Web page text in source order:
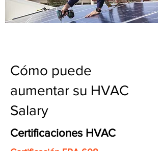
Cómo puede
aumentar su HVAC
Salary
Certificaciones HVAC